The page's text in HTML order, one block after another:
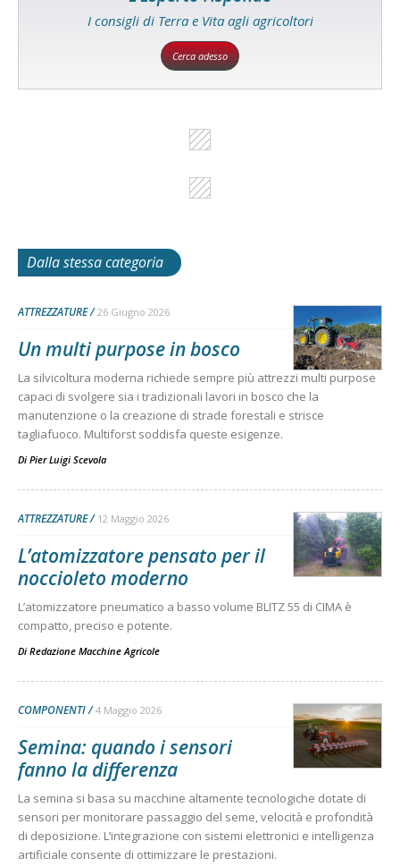
I consigli di Terra e Vita agli agricoltori
Cerca adesso
Dalla stessa categoria
ATTREZZATURE 26 Giugno 2026
Un multi purpose in bosco
La silvicoltura moderna richiede sempre più attrezzi multi purpose
capaci di svolgere sia i tradizionali lavori in bosco che la
manutenzione o la creazione di strade forestali e strisce
tagliafuoco. Multiforst soddisfa queste esigenze.
Di Pier Luigi Scevola
ATTREZZATURE 12 Maggio 2026
L’atomizzatore pensato per il
noccioleto moderno
L’atomizzatore pneumatico a basso volume BLITZ 55 di CIMA è
compatto, preciso e potente.
Di Redazione Macchine Agricole
COMPONENTI 4 Maggio 2026
Semina: quando i sensori
fanno la differenza
La semina si basa su macchine altamente tecnologiche dotate di
sensori per monitorare passaggio del seme, velocità e profondità
di deposizione. L’integrazione con sistemi elettronici e intelligenza
artificiale consente di ottimizzare le prestazioni.